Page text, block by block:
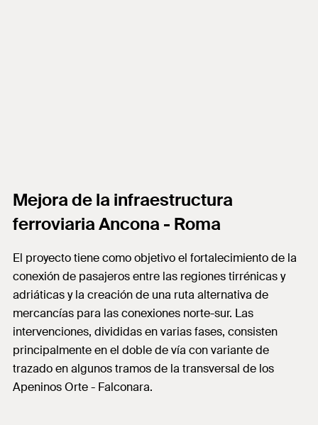
Mejora de la infraestructura
ferroviaria Ancona - Roma
El proyecto tiene como objetivo el fortalecimiento de la
conexión de pasajeros entre las regiones tirrénicas y
adriáticas y la creación de una ruta alternativa de
mercancías para las conexiones norte-sur. Las
intervenciones, divididas en varias fases, consisten
principalmente en el doble de vía con variante de
trazado en algunos tramos de la transversal de los
Apeninos Orte - Falconara.